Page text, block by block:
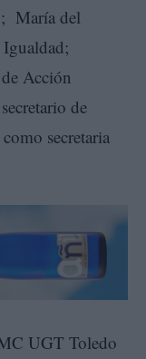
María del
Acción
de
secretaria
UGT Toledo